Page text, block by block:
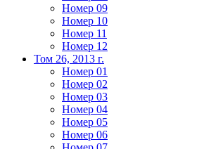
Номер 09
Номер 10
Номер 11
Номер 12
Том 26, 2013 г.
Номер 01
Номер 02
Номер 03
Номер 04
Номер 05
Номер 06